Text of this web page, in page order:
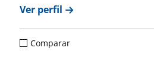
Ver perfil
Comparar